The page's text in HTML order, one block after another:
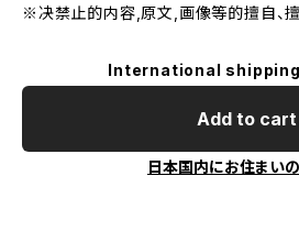
※决禁止的内容,原文,画像等的擅自、擅
International
Add to cart
日本国内にお住まい